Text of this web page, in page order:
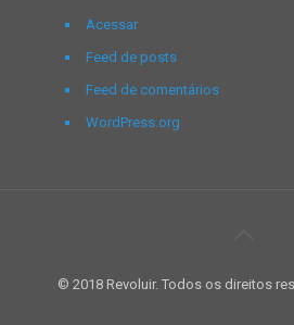
Acessar
Feed de posts
Feed de comentários
WordPress.org
© 2018 Revoluir. Todos os direitos